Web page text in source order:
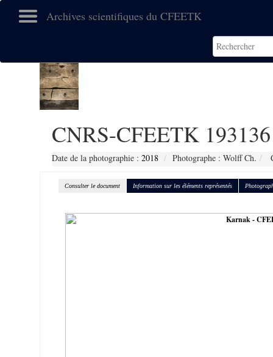
Archives scientifiques du CFEETK
CNRS-CFEETK 193136
Date de la photographie : 2018 Photographe : Wolff Ch.
Consulter le document Information sur les éléments représentés